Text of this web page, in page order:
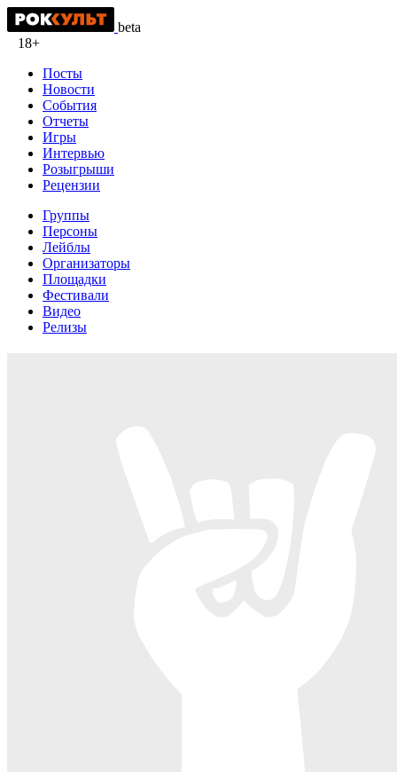
beta
18+
Посты
Новости
События
Отчеты
Игры
Интервью
Розыгрыши
Рецензии
Группы
Персоны
Лейблы
Организаторы
Площадки
Фестивали
Видео
Релизы